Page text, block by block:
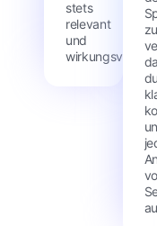
stets
relevant
und
wirkungsvoll.
zu
du